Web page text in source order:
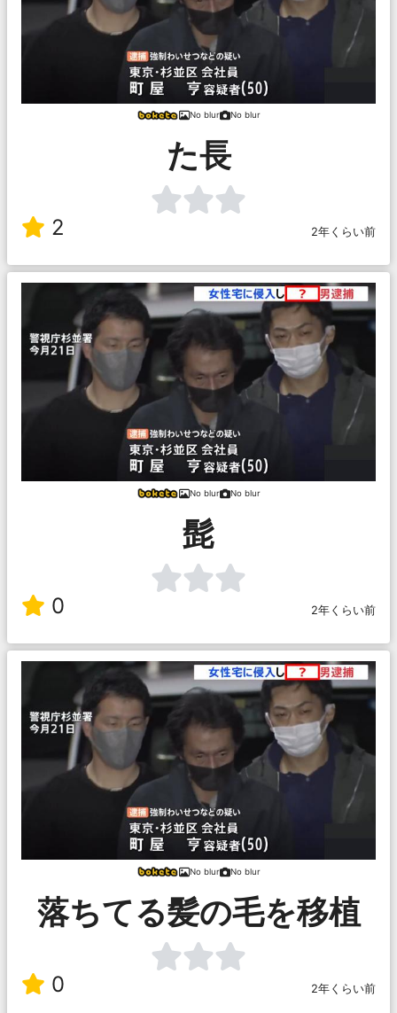
No blur No blur
た長
2 2年くらい前
No blur No blur
髭
0 2年くらい前
No blur No blur
落ちてる髪の毛を移植
0 2年くらい前